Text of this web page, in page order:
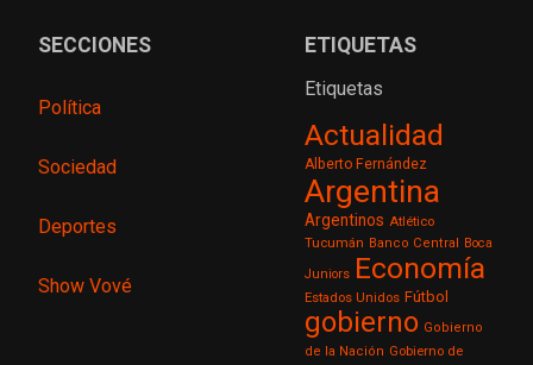
SECCIONES
Política
Sociedad
Deportes
Show Vové
ETIQUETAS
Etiquetas
Actualidad
Alberto Fernández
Argentina
Argentinos Atlético
Tucumán Banco Central Boca
Juniors Economía
Estados Unidos Fútbol
gobierno Gobierno
de la Nación Gobierno de